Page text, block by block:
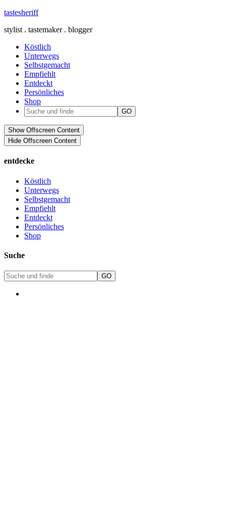
tastesheriff
stylist . tastemaker . blogger
Köstlich
Unterwegs
Selbstgemacht
Empfiehlt
Entdeckt
Persönliches
Shop
Show Offscreen Content
Hide Offscreen Content
entdecke
Köstlich
Unterwegs
Selbstgemacht
Empfiehlt
Entdeckt
Persönliches
Shop
Suche